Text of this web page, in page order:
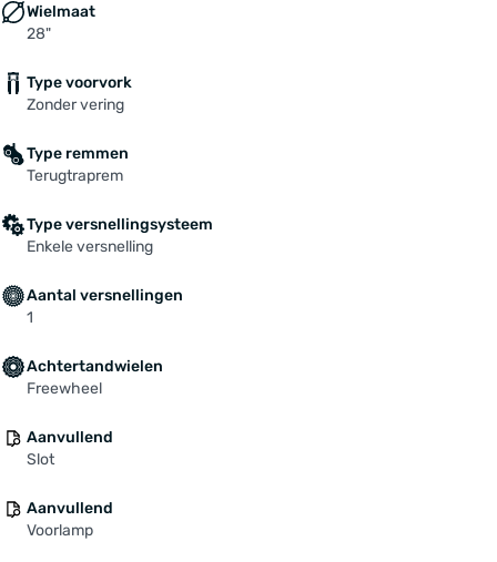
Wielmaat
28"
Type voorvork
Zonder vering
Type remmen
Terugtraprem
Type versnellingsysteem
Enkele versnelling
Aantal versnellingen
1
Achtertandwielen
Freewheel
Aanvullend
Slot
Aanvullend
Voorlamp